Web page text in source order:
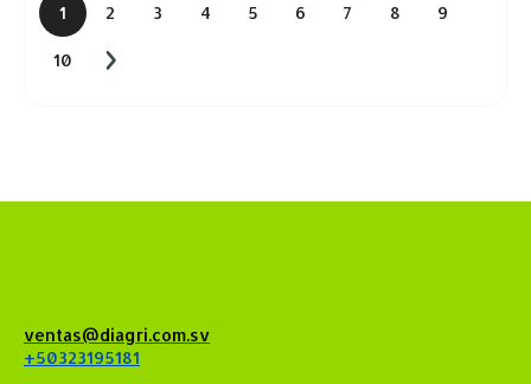
1 2 3 4 5 6 7 8 9
10
ventas@diagri.com.sv
+50323195181